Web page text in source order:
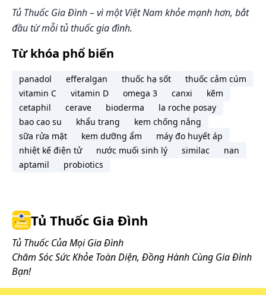
Tủ Thuốc Gia Đình – vì một Việt Nam khỏe mạnh hơn, bắt
đầu từ mỗi tủ thuốc gia đình.
Từ khóa phổ biến
panadol efferalgan thuốc hạ sốt
thuốc cảm cúm
vitamin C
vitamin D omega 3 canxi
kẽm
cetaphil
cerave bioderma
la roche posay
bao cao su
khẩu trang
kem chống nắng
sữa rửa mặt
kem dưỡng ẩm
máy đo huyết áp
nhiệt kế điện tử
nước muối sinh lý similac
nan
aptamil
probiotics
Tủ Thuốc Gia Đình
Tủ Thuốc Của Mọi Gia Đình
Chăm Sóc Sức Khỏe Toàn Diện, Đồng Hành Cùng Gia Đình
Bạn!